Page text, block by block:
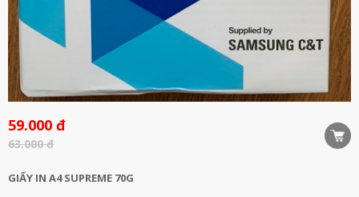
59.000 đ
63.000 đ
GIẤY IN A4 SUPREME 70G